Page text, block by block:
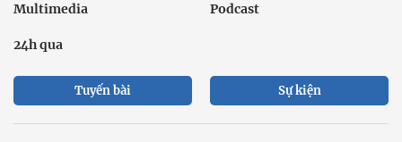
Multimedia Podcast
24h qua
Tuyến bài Sự kiện